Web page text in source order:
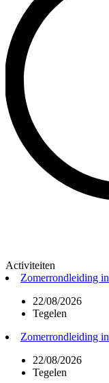
Activiteiten
Zomerrondleiding
22/08/2026
Tegelen
Zomerrondleiding
22/08/2026
Tegelen